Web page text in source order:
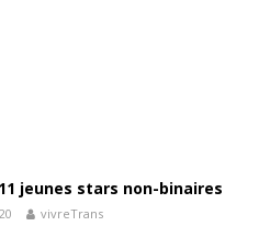
jeunes stars non-binaires
vivreTrans